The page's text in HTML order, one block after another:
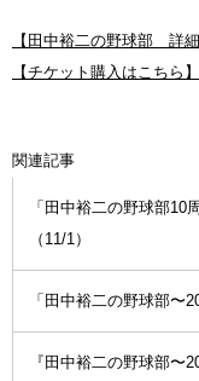
【田中裕二の野球部 詳細
【チケット購入はこちら】
関連記事
「田中裕二の野球部10
（11/1）
「田中裕二の野球部〜
『田中裕二の野球部〜